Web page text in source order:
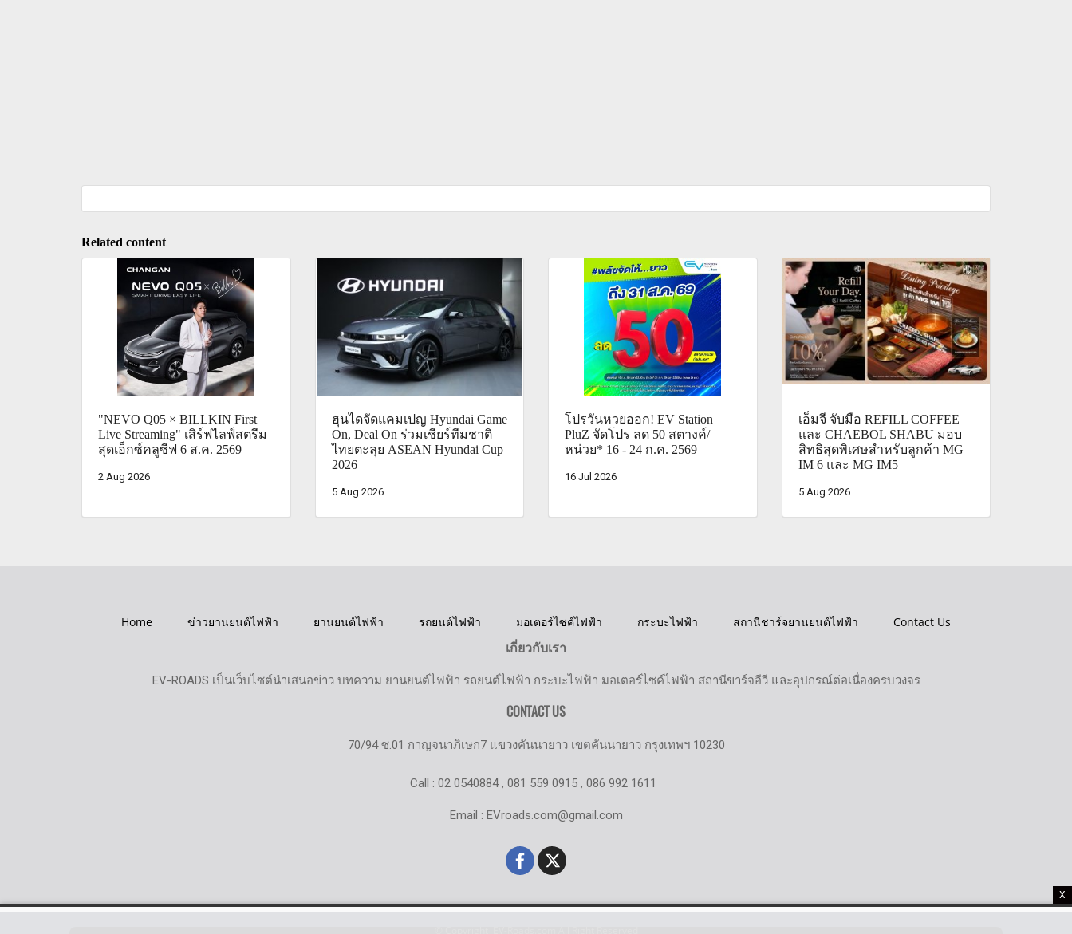
X
Related content
"NEVO Q05 × BILLKIN First
Live Streaming" เสิร์ฟไลฟ์สตรีม
สุดเอ็กซ์คลูซีฟ 6 ส.ค. 2569
2 Aug 2026
ฮุนไดจัดแคมเปญ Hyundai Game
On, Deal On ร่วมเชียร์ทีมชาติ
ไทยตะลุย ASEAN Hyundai Cup
2026
5 Aug 2026
โปรวันหวยออก! EV Station
PluZ จัดโปร ลด 50 สตางค์/
หน่วย* 16 - 24 ก.ค. 2569
16 Jul 2026
เอ็มจี จับมือ REFILL COFFEE
และ CHAEBOL SHABU มอบ
สิทธิสุดพิเศษสำหรับลูกค้า MG
IM 6 และ MG IM5
5 Aug 2026
Home ข่าวยานยนต์ไฟฟ้า ยานยนต์ไฟฟ้า รถยนต์ไฟฟ้า มอเตอร์ไซค์ไฟฟ้า กระบะไฟฟ้า สถานีชาร์จยานยนต์ไฟฟ้า
Contact Us
เกี่ยวกับเรา
EV-ROADS เป็นเว็บไซต์นำเสนอข่าว บทความ ยานยนต์ไฟฟ้า รถยนต์ไฟฟ้า กระบะไฟฟ้า มอเตอร์ไซค์ไฟฟ้า สถานีขาร์จอีวี และอุปกรณ์ต่อเนื่องครบวงจร
CONTACT US
70/94 ซ.01 กาญจนาภิเษก7 แขวงคันนายาว เขตคันนายาว กรุงเทพฯ 10230
Call : 02 0540884 , 081 559 0915 , 086 992 1611
Email : EVroads.com@gmail.com